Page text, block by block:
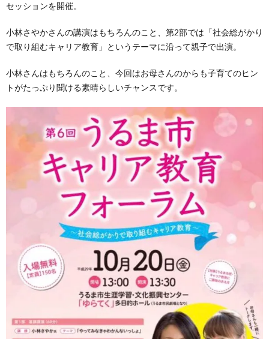
セッションを開催。
小林さやかさんの講演はもちろんのこと、第2部では「社会総がかり
で取り組むキャリア教育」というテーマに沿って親子で出演。
小林さんはもちろんのこと、今回はお母さんのからも子育てのヒン
トがたっぷり聞ける素晴らしいチャンスです。